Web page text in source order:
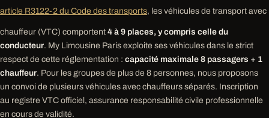
article R3122-2 du Code des transports, les véhicules de transport avec
chauffeur (VTC) comportent 4 à 9 places, y compris celle du
conducteur. My Limousine Paris exploite ses véhicules dans le strict
respect de cette réglementation : capacité maximale 8 passagers + 1
chauffeur. Pour les groupes de plus de 8 personnes, nous proposons
un convoi de plusieurs véhicules avec chauffeurs séparés. Inscription
au registre VTC officiel, assurance responsabilité civile professionnelle
en cours de validité.